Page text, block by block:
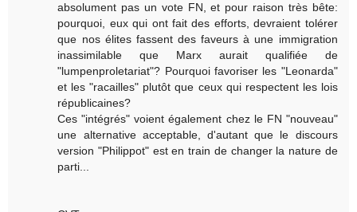
absolument pas un vote FN, et pour raison très bête:
pourquoi, eux qui ont fait des efforts, devraient tolérer
que nos élites fassent des faveurs à une immigration
inassimilable que Marx aurait qualifiée de
"lumpenproletariat"? Pourquoi favoriser les "Leonarda"
et les "racailles" plutôt que ceux qui respectent les lois
républicaines?
Ces "intégrés" voient également chez le FN "nouveau"
une alternative acceptable, d'autant que le discours
version "Philippot" est en train de changer la nature de
parti...